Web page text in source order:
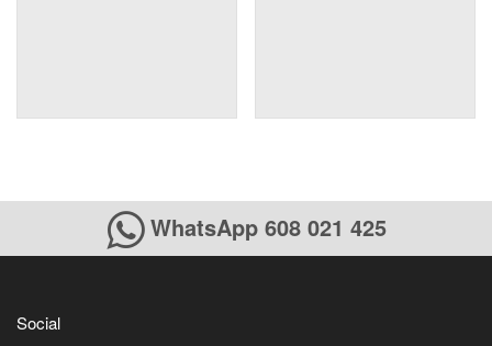
WhatsApp 608 021 425
Social